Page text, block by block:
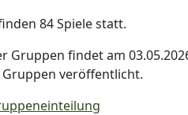
84 Spiele statt.
Gruppen findet am
veröffentlicht.